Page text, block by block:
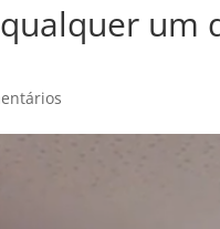
um